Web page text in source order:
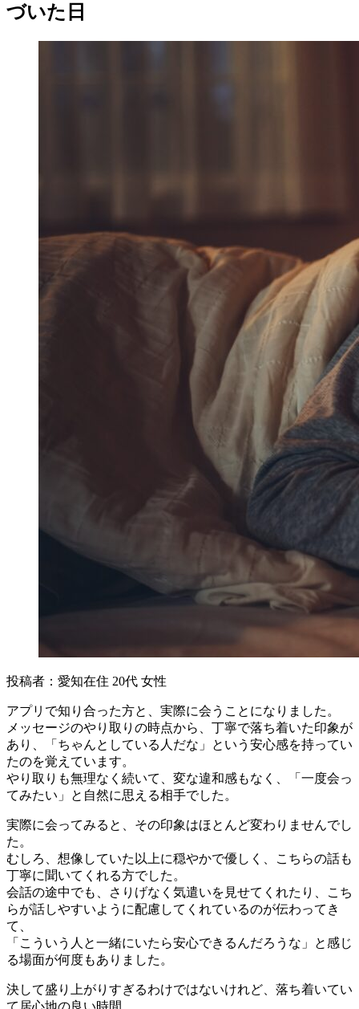
づいた日
投稿者：愛知在住 20代 女性
アプリで知り合った方と、実際に会うことになりました。
メッセージのやり取りの時点から、丁寧で落ち着いた印象が
あり、「ちゃんとしている人だな」という安心感を持ってい
たのを覚えています。
やり取りも無理なく続いて、変な違和感もなく、「一度会っ
てみたい」と自然に思える相手でした。
実際に会ってみると、その印象はほとんど変わりませんでし
た。
むしろ、想像していた以上に穏やかで優しく、こちらの話も
丁寧に聞いてくれる方でした。
会話の途中でも、さりげなく気遣いを見せてくれたり、こち
らが話しやすいように配慮してくれているのが伝わってき
て、
「こういう人と一緒にいたら安心できるんだろうな」と感じ
る場面が何度もありました。
決して盛り上がりすぎるわけではないけれど、落ち着いてい
て居心地の良い時間。